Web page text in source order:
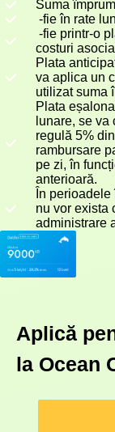
Suma
-fie în rate
-fie printr-o
costuri
Plata
va aplica un
utilizat suma
Plata
lunare, se
regulă 5%
rambursare
pe zi, în
anterioară.
În
nu vor exista
administrare
Aplică
la Ocean